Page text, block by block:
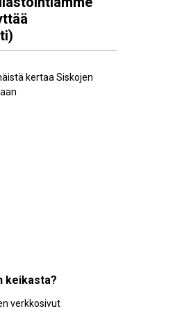
kertaa Siskojen
keikasta?
verkkosivut